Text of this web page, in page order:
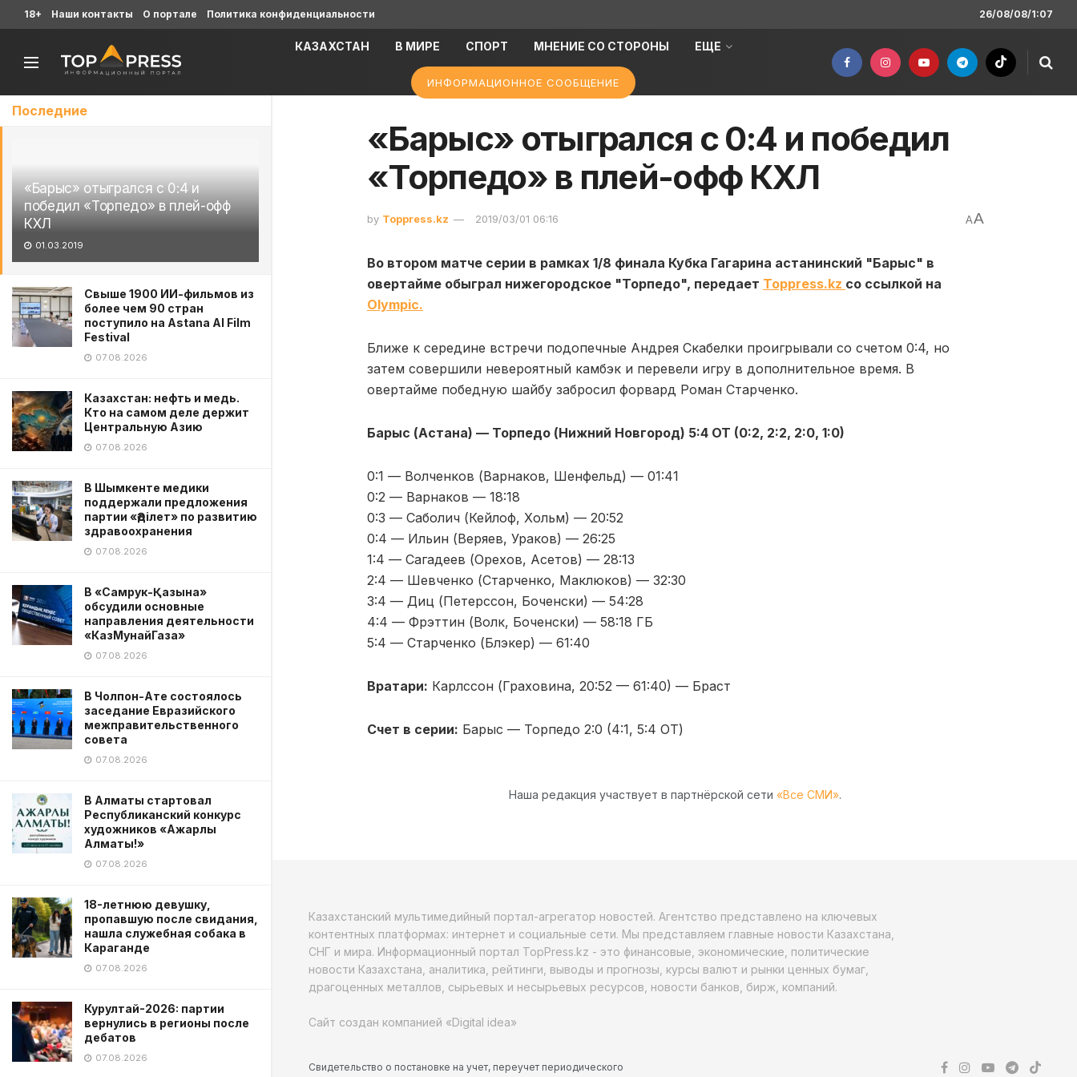
Последние
«Барыс» отыгрался с 0:4 и
победил «Торпедо» в плей-офф
КХЛ
01.03.2019
Свыше 1900 ИИ-фильмов из
более чем 90 стран
поступило на Astana AI Film
Festival
07.08.2026
Казахстан: нефть и медь.
Кто на самом деле держит
Центральную Азию
07.08.2026
В Шымкенте медики
поддержали предложения
партии «Әділет» по развитию
здравоохранения
07.08.2026
В «Самрук-Қазына»
обсудили основные
направления деятельности
«КазМунайГаза»
07.08.2026
В Чолпон-Ате состоялось
заседание Евразийского
межправительственного
совета
07.08.2026
В Алматы стартовал
Республиканский конкурс
художников «Ажарлы
Алматы!»
07.08.2026
18-летнюю девушку,
пропавшую после свидания,
нашла служебная собака в
Караганде
07.08.2026
Курултай-2026: партии
вернулись в регионы после
дебатов
07.08.2026
18+ Наши контакты О портале Политика конфиденциальности 26/08/08/1:07
КАЗАХСТАН В МИРЕ СПОРТ МНЕНИЕ СО СТОРОНЫ ЕЩЕ
ИНФОРМАЦИОННОЕ СООБЩЕНИЕ
«Барыс» отыгрался с 0:4 и победил
«Торпедо» в плей-офф КХЛ
by Toppress.kz 2019/03/01 06:16 AA
Во втором матче серии в рамках 1/8 финала Кубка Гагарина астанинский "Барыс" в
овертайме обыграл нижегородское "Торпедо", передает Toppress.kz со ссылкой на
Olympic.
Ближе к середине встречи подопечные Андрея Скабелки проигрывали со счетом 0:4, но
затем совершили невероятный камбэк и перевели игру в дополнительное время. В
овертайме победную шайбу забросил форвард Роман Старченко.
Барыс (Астана) — Торпедо (Нижний Новгород) 5:4 ОТ (0:2, 2:2, 2:0, 1:0)
0:1 — Волченков (Варнаков, Шенфельд) — 01:41
0:2 — Варнаков — 18:18
0:3 — Саболич (Кейлоф, Хольм) — 20:52
0:4 — Ильин (Веряев, Ураков) — 26:25
1:4 — Сагадеев (Орехов, Асетов) — 28:13
2:4 — Шевченко (Старченко, Маклюков) — 32:30
3:4 — Диц (Петерссон, Боченски) — 54:28
4:4 — Фрэттин (Волк, Боченски) — 58:18 ГБ
5:4 — Старченко (Блэкер) — 61:40
Вратари: Карлссон (Граховина, 20:52 — 61:40) — Браст
Счет в серии: Барыс — Торпедо 2:0 (4:1, 5:4 ОТ)
Наша редакция участвует в партнёрской сети «Все СМИ».
Казахстанский мультимедийный портал-агрегатор новостей. Агентство представлено на ключевых
контентных платформах: интернет и социальные сети. Мы представляем главные новости Казахстана,
СНГ и мира. Информационный портал TopPress.kz - это финансовые, экономические, политические
новости Казахстана, аналитика, рейтинги, выводы и прогнозы, курсы валют и рынки ценных бумаг,
драгоценных металлов, сырьевых и несырьевых ресурсов, новости банков, бирж, компаний.
Сайт создан компанией «Digital idea»
Свидетельство о постановке на учет, переучет периодического